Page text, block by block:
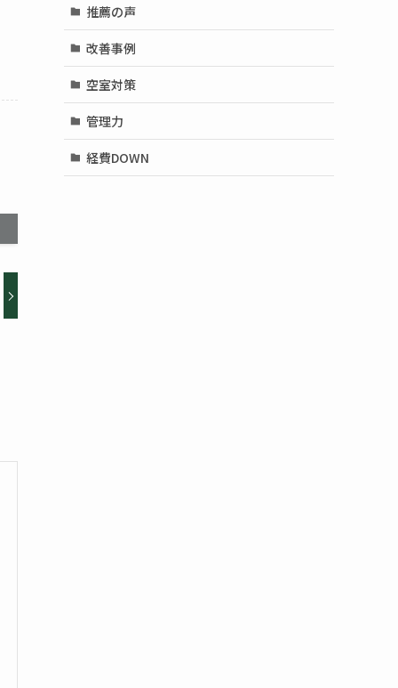
推薦の声
改善事例
空室対策
管理力
経費DOWN